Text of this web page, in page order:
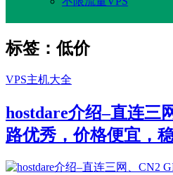
标签：低价
VPS主机大全
hostdare介绍–直连三
路优秀，价格便宜，